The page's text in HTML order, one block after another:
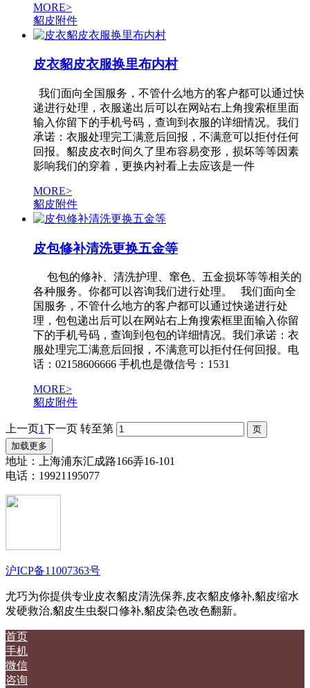
MORE>
貂皮附件
皮衣貂皮衣服换里布内村
我们面向全国服务，不管什么地方的客户都可以通过快
递进行处理，衣服递出后可以在网站右上角搜索框里面
输入你留下的手机号码，查询到衣服的详细情况。我们
承诺：衣服处理完工满意后回报，不满意可以拒付任何
回报。貂皮皮衣时间久了里布容易变形，损坏等等因素
影响我们的穿着，更换内衬看上去应该是一件
MORE>
貂皮附件
皮包修补清洗更换五金等
包包的修补、清洗护理、窜色、五金损坏等等相关的
各种服务。你都可以咨询我们进行处理。 我们面向全
国服务，不管什么地方的客户都可以通过快递进行处
理，包包递出后可以在网站右上角搜索框里面输入你留
下的手机号码，查询到包包的详细情况。我们承诺：衣
服处理完工满意后回报，不满意可以拒付任何回报。电
话：02158606666 手机也是微信号：1531
MORE>
貂皮附件
上一页 1 下一页 转至第
加载更多
地址：上海浦东汇成路166弄16-101
电话：19921195077
沪ICP备11007363号
尤巧为你提供专业皮衣貂皮清洗保养,皮衣貂皮修补,貂皮缩水
发硬救治,貂皮生虫裂口修补,貂皮染色改色翻新。
首页
手机
微信
咨询